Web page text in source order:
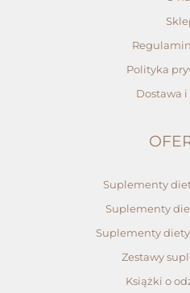
Polityka
Dostawa
Suplementy
Suplementy
Suplementy diety
Zestawy
Książki o